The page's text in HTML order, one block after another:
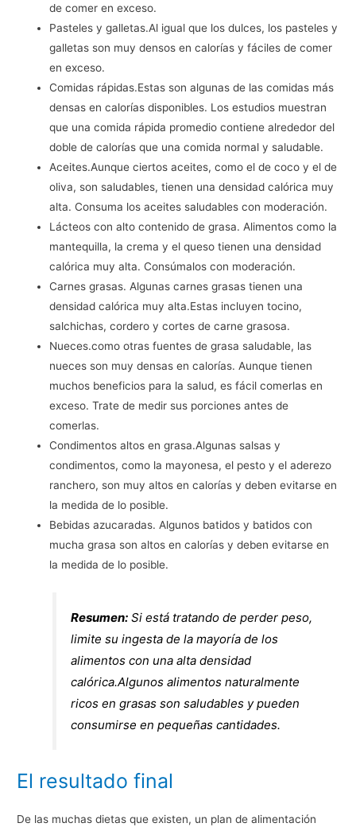
de comer en exceso.
Pasteles y galletas.Al igual que los dulces, los pasteles y
galletas son muy densos en calorías y fáciles de comer
en exceso.
Comidas rápidas.Estas son algunas de las comidas más
densas en calorías disponibles. Los estudios muestran
que una comida rápida promedio contiene alrededor del
doble de calorías que una comida normal y saludable.
Aceites.Aunque ciertos aceites, como el de coco y el de
oliva, son saludables, tienen una densidad calórica muy
alta. Consuma los aceites saludables con moderación.
Lácteos con alto contenido de grasa. Alimentos como la
mantequilla, la crema y el queso tienen una densidad
calórica muy alta. Consúmalos con moderación.
Carnes grasas. Algunas carnes grasas tienen una
densidad calórica muy alta.Estas incluyen tocino,
salchichas, cordero y cortes de carne grasosa.
Nueces.como otras fuentes de grasa saludable, las
nueces son muy densas en calorías. Aunque tienen
muchos beneficios para la salud, es fácil comerlas en
exceso. Trate de medir sus porciones antes de
comerlas.
Condimentos altos en grasa.Algunas salsas y
condimentos, como la mayonesa, el pesto y el aderezo
ranchero, son muy altos en calorías y deben evitarse en
la medida de lo posible.
Bebidas azucaradas. Algunos batidos y batidos con
mucha grasa son altos en calorías y deben evitarse en
la medida de lo posible.
Resumen: Si está tratando de perder peso,
limite su ingesta de la mayoría de los
alimentos con una alta densidad
calórica.Algunos alimentos naturalmente
ricos en grasas son saludables y pueden
consumirse en pequeñas cantidades.
El resultado final
De las muchas dietas que existen, un plan de alimentación